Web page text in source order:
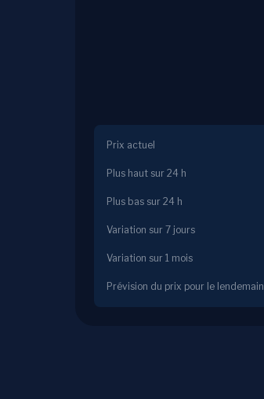
Prix actuel
Plus haut sur 24 h
Plus bas sur 24 h
Variation sur 7 jours
Variation sur 1 mois
Prévision du prix pour le lendemain